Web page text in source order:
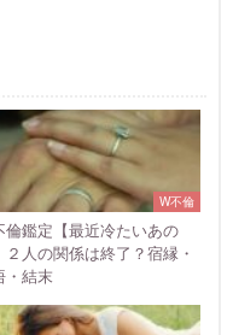
W不倫
倫鑑定【最近冷たいあの
２人の関係は終了？宿縁・
・結末